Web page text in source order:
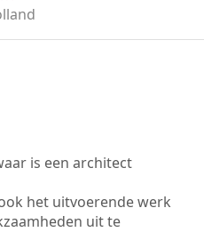
is een architect
het uitvoerende werk
uit te